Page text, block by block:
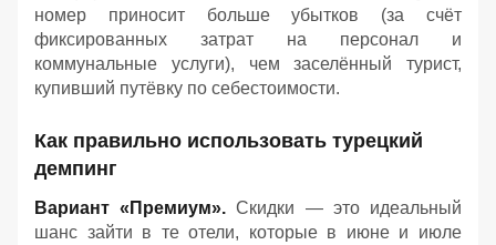
номер приносит больше убытков (за счёт
фиксированных затрат на персонал и
коммунальные услуги), чем заселённый турист,
купивший путёвку по себестоимости.
Как правильно использовать турецкий
демпинг
Вариант «Премиум». Скидки — это идеальный
шанс зайти в те отели, которые в июне и июле